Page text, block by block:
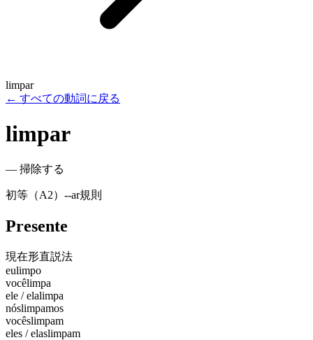
limpar
← すべての動詞に戻る
limpar
— 掃除する
初等（A2） --ar規則
Presente
現在形直説法
eulimpo
vocêlimpa
ele / elalimpa
nóslimpamos
vocêslimpam
eles / elaslimpam